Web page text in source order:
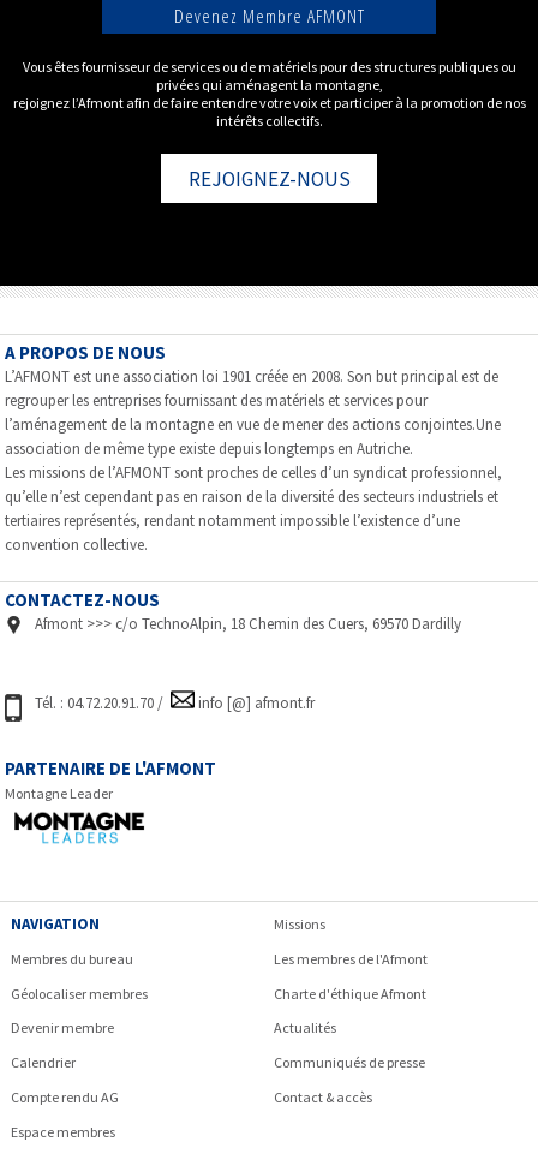
Devenez Membre AFMONT
Vous êtes fournisseur de services ou de matériels pour des structures publiques ou
privées qui aménagent la montagne,
rejoignez l’Afmont afin de faire entendre votre voix et participer à la promotion de nos
intérêts collectifs.
REJOIGNEZ-NOUS
A PROPOS DE NOUS
L’AFMONT est une association loi 1901 créée en 2008. Son but principal est de
regrouper les entreprises fournissant des matériels et services pour
l’aménagement de la montagne en vue de mener des actions conjointes.Une
association de même type existe depuis longtemps en Autriche.
Les missions de l’AFMONT sont proches de celles d’un syndicat professionnel,
qu’elle n’est cependant pas en raison de la diversité des secteurs industriels et
tertiaires représentés, rendant notamment impossible l’existence d’une
convention collective.
CONTACTEZ-NOUS
Afmont >>> c/o TechnoAlpin, 18 Chemin des Cuers, 69570 Dardilly
Tél. : 04.72.20.91.70 / info [@] afmont.fr
PARTENAIRE DE L'AFMONT
Montagne Leader
NAVIGATION
Missions
Membres du bureau
Les membres de l'Afmont
Géolocaliser membres
Charte d'éthique Afmont
Devenir membre
Actualités
Calendrier
Communiqués de presse
Compte rendu AG
Contact & accès
Espace membres